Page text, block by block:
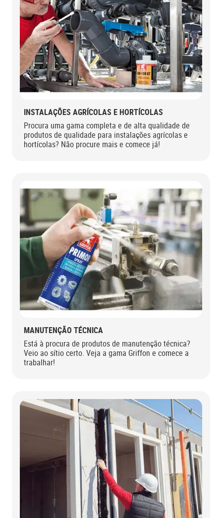
INSTALAÇÕES AGRÍCOLAS E HORTÍCOLAS
Procura uma gama completa e de alta qualidade de
produtos de qualidade para instalações agrícolas e
hortícolas? Não procure mais e comece já!
MANUTENÇÃO TÉCNICA
Está à procura de produtos de manutenção técnica?
Veio ao sítio certo. Veja a gama Griffon e comece a
trabalhar!